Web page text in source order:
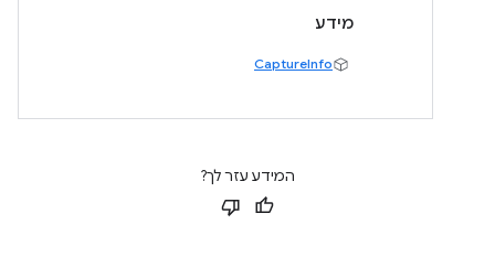
מידע
CaptureInfo
המידע עזר לך?